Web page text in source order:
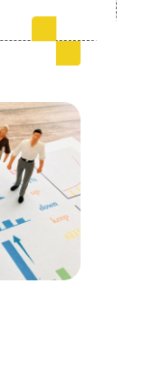
見学申込
サービス
サイトへ